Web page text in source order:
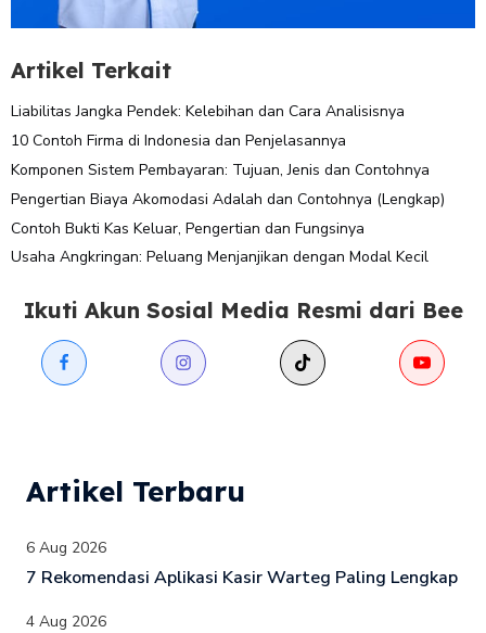
Artikel Terkait
Liabilitas Jangka Pendek: Kelebihan dan Cara Analisisnya
10 Contoh Firma di Indonesia dan Penjelasannya
Komponen Sistem Pembayaran: Tujuan, Jenis dan Contohnya
Pengertian Biaya Akomodasi Adalah dan Contohnya (Lengkap)
Contoh Bukti Kas Keluar, Pengertian dan Fungsinya
Usaha Angkringan: Peluang Menjanjikan dengan Modal Kecil
Ikuti Akun Sosial Media Resmi dari Bee
Artikel Terbaru
6 Aug 2026
7 Rekomendasi Aplikasi Kasir Warteg Paling Lengkap
4 Aug 2026